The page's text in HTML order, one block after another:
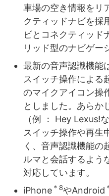
車場の空き情報をリ
クティッドナビを採
ビとコネクティッド
リッド型のナビゲー
最新の音声認識機能
スイッチ操作による
のマイクアイコン操
としました。あらか
（例 ： Hey Lexus!
スイッチ操作や再生
く、音声認識機能の
ルマと会話するよう
対応しています。
iPhone ＊8やAndroid